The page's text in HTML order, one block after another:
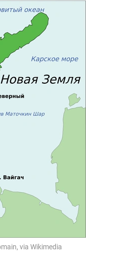
via Wikimedia